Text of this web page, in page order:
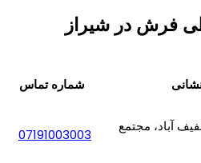
فرش در شیراز
شماره تماس
آباد، مجتمع
07191003003